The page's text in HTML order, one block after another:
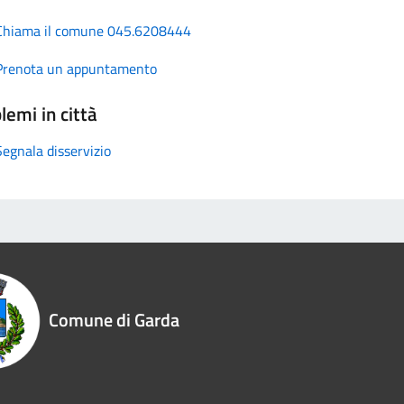
il comune 045.6208444
un appuntamento
in città
disservizio
Comune di Garda